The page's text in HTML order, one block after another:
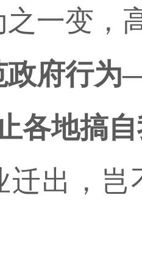
一变，
政府行
地搞自
，岂